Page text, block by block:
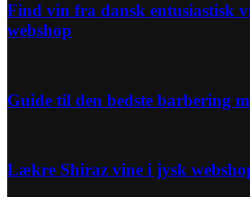
Find vin fra dansk entusiastisk
webshop
Guide til den bedste barbering
Lækre Shiraz vine i jysk